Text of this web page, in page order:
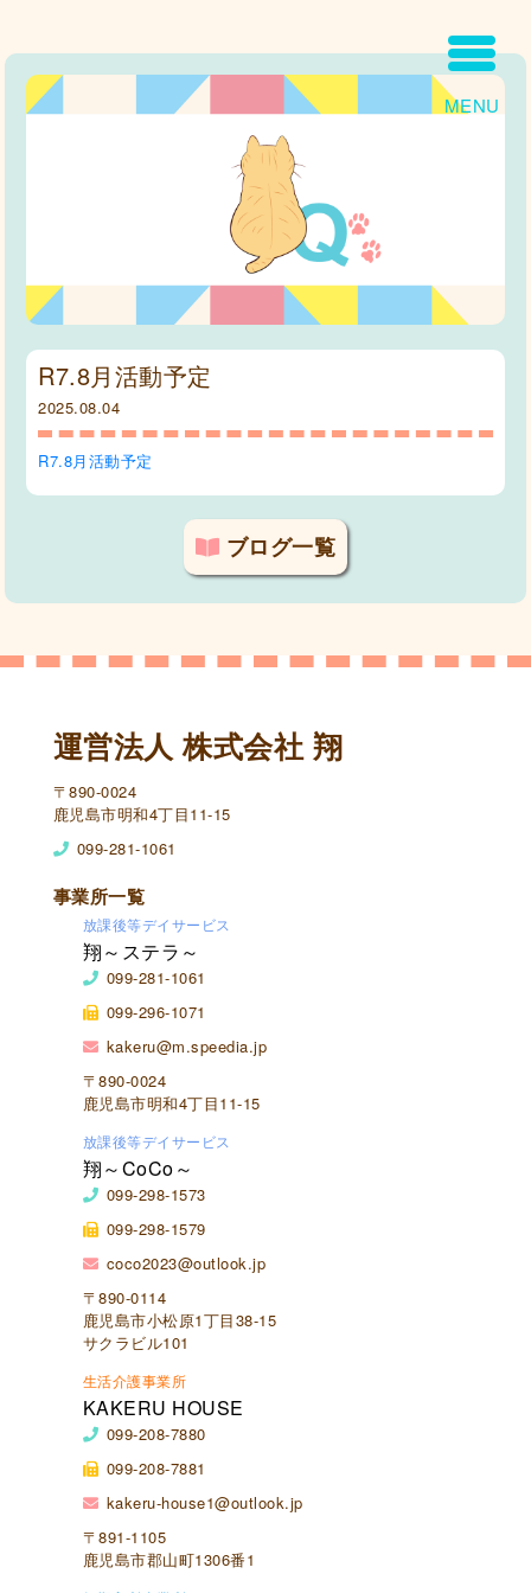
MENU
R7.8月活動予定
2025.08.04
R7.8月活動予定
ブログ一覧
運営法人 株式会社 翔
〒890-0024
鹿児島市明和4丁目11-15
099-281-1061
事業所一覧
放課後等デイサービス
翔～ステラ～
099-281-1061
099-296-1071
kakeru@m.speedia.jp
〒890-0024
鹿児島市明和4丁目11-15
放課後等デイサービス
翔～CoCo～
099-298-1573
099-298-1579
coco2023@outlook.jp
〒890-0114
鹿児島市小松原1丁目38-15
サクラビル101
生活介護事業所
KAKERU HOUSE
099-208-7880
099-208-7881
kakeru-house1@outlook.jp
〒891-1105
鹿児島市郡山町1306番1